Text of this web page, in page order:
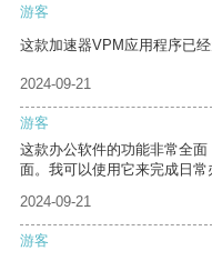
游客
这款加速器VPM应用程序已
2024-09-21
游客
这款办公软件的功能非常全
面。我可以使用它来完成日常
2024-09-21
游客